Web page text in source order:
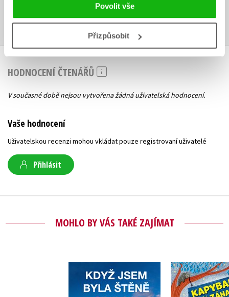
Povolit vše
Přizpůsobit
HODNOCENÍ ČTENÁŘŮ
V současné době nejsou vytvořena žádná uživatelská hodnocení.
Vaše hodnocení
Uživatelskou recenzi mohou vkládat pouze registrovaní uživatelé
Přihlásit
MOHLO BY VÁS TAKÉ ZAJÍMAT
Když jsem byla štěně
Dan Materna
,